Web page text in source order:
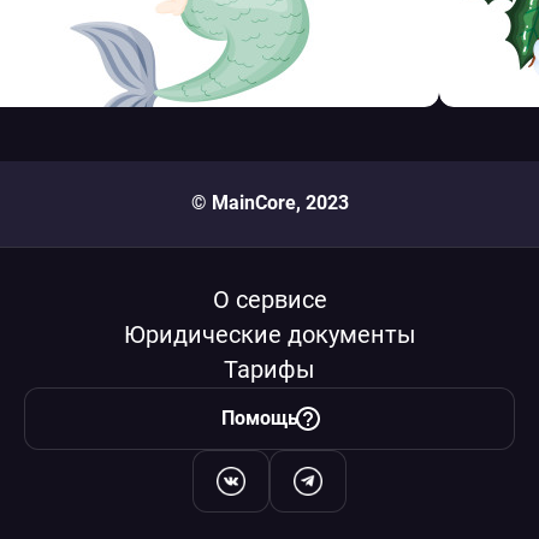
© MainCore, 2023
О сервисе
Юридические документы
Тарифы
Помощь